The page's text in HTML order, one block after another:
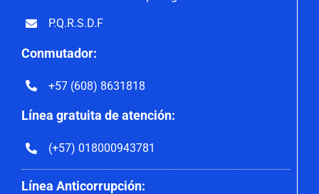
P.Q.R.S.D.F
Conmutador:
+57 (608) 8631818
Línea gratuita de atención:
(+57) 018000943781
Línea Anticorrupción: